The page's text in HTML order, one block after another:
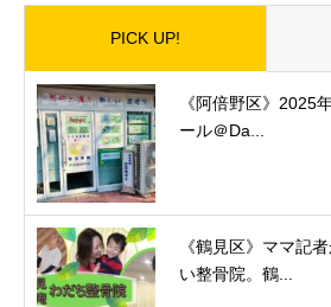
PICK UP!
《阿倍野区》2025
ール＠Da...
《鶴見区》ママ記
い整骨院。鶴...